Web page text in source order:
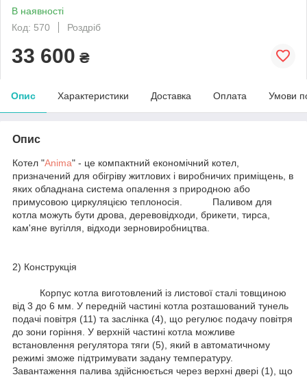
В наявності
Код: 570
Роздріб
33 600 ₴
Опис Характеристики Доставка Оплата Умови
Опис
Котел "Anima" - це компактний економічний котел,
призначений для обігріву житлових і виробничих приміщень, в
яких обладнана система опалення з природною або
примусовою циркуляцією теплоносія. Паливом для
котла можуть бути дрова, деревовідходи, брикети, тирса,
кам'яне вугілля, відходи зерновиробництва.
2) Конструкція
Корпус котла виготовлений із листової сталі товщиною
від 3 до 6 мм. У передній частині котла розташований тунель
подачі повітря (11) та заслінка (4), що регулює подачу повітря
до зони горіння. У верхній частині котла можливе
встановлення регулятора тяги (5), який в автоматичному
режимі зможе підтримувати задану температуру.
Завантаження палива здійснюється через верхні двері (1), що